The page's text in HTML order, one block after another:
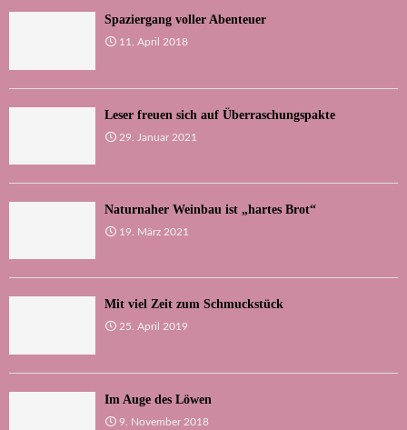
Spaziergang voller Abenteuer
11. April 2018
Leser freuen sich auf Überraschungspakte
29. Januar 2021
Naturnaher Weinbau ist „hartes Brot“
19. März 2021
Mit viel Zeit zum Schmuckstück
25. April 2019
Im Auge des Löwen
9. November 2018